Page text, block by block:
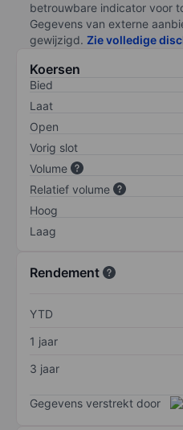
betrouwbare indicator voor
Gegevens van externe
gewijzigd. Zie volledige
Koersen
Bied
Laat
Open
Vorig slot
Volume
Relatief volume
Hoog
Laag
Rendement
YTD
1 jaar
3 jaar
Gegevens verstrekt door